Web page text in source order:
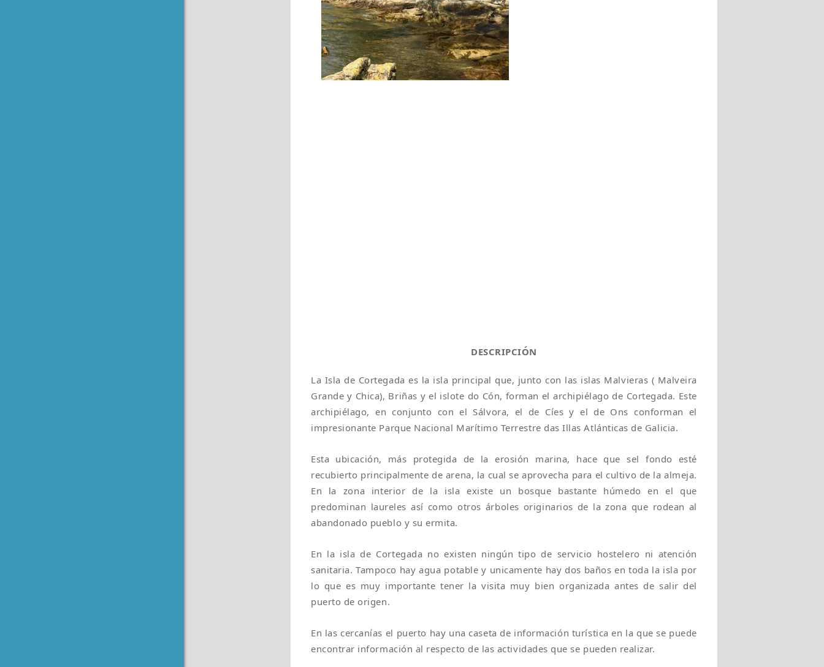
DESCRIPCIÓN
La Isla de Cortegada es la isla principal que, junto con las islas Malvieras ( Malveira
Grande y Chica), Briñas y el islote do Cón, forman el archipiélago de Cortegada. Este
archipiélago, en conjunto con el Sálvora, el de Cíes y el de Ons conforman el
impresionante Parque Nacional Marítimo Terrestre das Illas Atlánticas de Galicia.
Esta ubicación, más protegida de la erosión marina, hace que sel fondo esté
recubierto principalmente de arena, la cual se aprovecha para el cultivo de la almeja.
En la zona interior de la isla existe un bosque bastante húmedo en el que
predominan laureles así como otros árboles originarios de la zona que rodean al
abandonado pueblo y su ermita.
En la isla de Cortegada no existen ningún tipo de servicio hostelero ni atención
sanitaria. Tampoco hay agua potable y unicamente hay dos baños en toda la isla por
lo que es muy importante tener la visita muy bien organizada antes de salir del
puerto de origen.
En las cercanías el puerto hay una caseta de información turística en la que se puede
encontrar información al respecto de las actividades que se pueden realizar.